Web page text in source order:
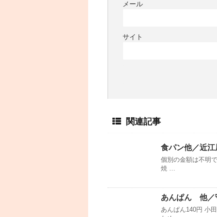
メール
サイト
関連記事
食パン他／近
個別の金額は不明
焼 …
あんぱん 他／
あんぱん140円 小